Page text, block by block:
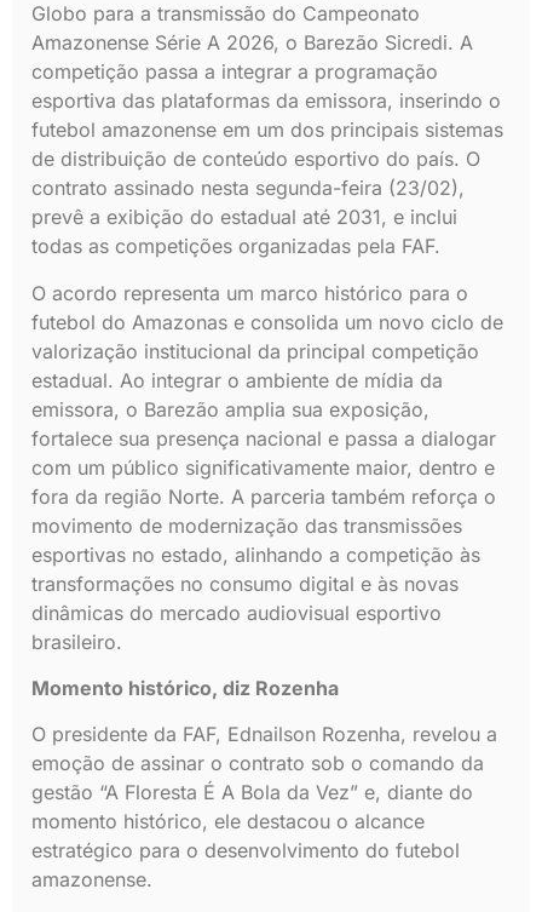
Globo para a transmissão do Campeonato
Amazonense Série A 2026, o Barezão Sicredi. A
competição passa a integrar a programação
esportiva das plataformas da emissora, inserindo o
futebol amazonense em um dos principais sistemas
de distribuição de conteúdo esportivo do país. O
contrato assinado nesta segunda-feira (23/02),
prevê a exibição do estadual até 2031, e inclui
todas as competições organizadas pela FAF.
O acordo representa um marco histórico para o
futebol do Amazonas e consolida um novo ciclo de
valorização institucional da principal competição
estadual. Ao integrar o ambiente de mídia da
emissora, o Barezão amplia sua exposição,
fortalece sua presença nacional e passa a dialogar
com um público significativamente maior, dentro e
fora da região Norte. A parceria também reforça o
movimento de modernização das transmissões
esportivas no estado, alinhando a competição às
transformações no consumo digital e às novas
dinâmicas do mercado audiovisual esportivo
brasileiro.
Momento histórico, diz Rozenha
O presidente da FAF, Ednailson Rozenha, revelou a
emoção de assinar o contrato sob o comando da
gestão “A Floresta É A Bola da Vez” e, diante do
momento histórico, ele destacou o alcance
estratégico para o desenvolvimento do futebol
amazonense.